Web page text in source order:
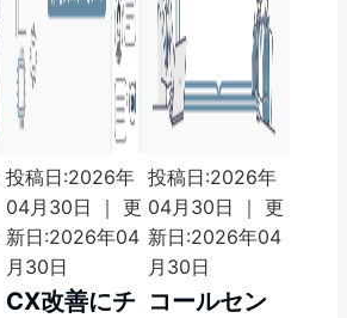
投稿日:2026年
04月30日 ｜ 更
新日:2026年04
月30日
CX改善にチ
投稿日:2026年
04月30日 ｜ 更
新日:2026年04
月30日
コールセン